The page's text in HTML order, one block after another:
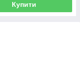
Купити